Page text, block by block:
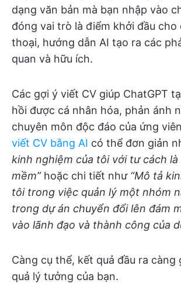
dạng văn bản mà bạn nhập vào
đóng vai trò là điểm khởi đầu cho
thoại, hướng dẫn AI tạo ra các
quan và hữu ích.
Các gợi ý viết CV giúp ChatGPT
hồi được cá nhân hóa, phản ánh
chuyên môn độc đáo của ứng
viết CV bằng AI có thể đơn giản
kinh nghiệm của tôi với tư cách là
mềm”hoặc chi tiết như “Mô tả
tôi trong việc quản lý một nhóm
trong dự án chuyển đổi lên đám
vào lãnh đạo và thành công của
Càng cụ thể, kết quả đầu ra càng
quả lý tưởng của bạn.